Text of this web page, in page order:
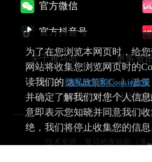
官方微信
官方抖音号
关于雅马哈 更多资
雅马哈发动机首页 版权
隐私政策
站点地
©Yamaha Motor Co.,Ltd.|沪
技术支持：雅马哈发动机（厦
为了在您浏览本网页时，给
网站将收集您浏览网页时的
读我们的 隐私政策和Cookie政策
并确定了解我们对您个人信
意即表示您知晓并同意我们
绝，我们将停止收集您的信